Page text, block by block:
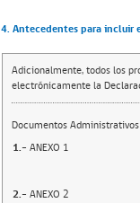
4. Antecedentes para incluir
Adicionalmente, todos los
electrónicamente la
Documentos Administrativos
1.- ANEXO 1
2.- ANEXO 2